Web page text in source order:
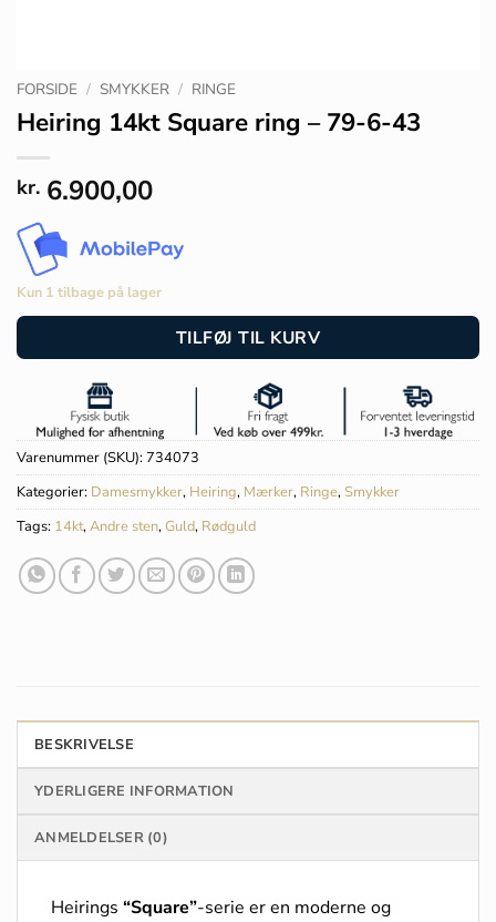
FORSIDE / SMYKKER / RINGE
Heiring 14kt Square ring – 79-6-43
kr. 6.900,00
Kun 1 tilbage på lager
TILFØJ TIL KURV
Varenummer (SKU):734073
Kategorier: Damesmykker, Heiring, Mærker, Ringe, Smykker
Tags: 14kt,Andre sten,Guld, Rødguld
BESKRIVELSE
YDERLIGERE INFORMATION
ANMELDELSER (0)
Heirings “Square”-serie er en moderne og